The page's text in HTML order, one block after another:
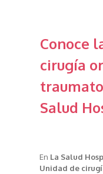
Conoce
cirugía
Salud
En La Salud
Unidad de